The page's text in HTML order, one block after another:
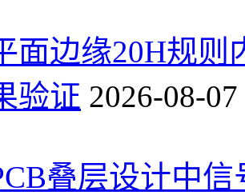
面边缘20H规
验证 2026-08-
叠层设计中